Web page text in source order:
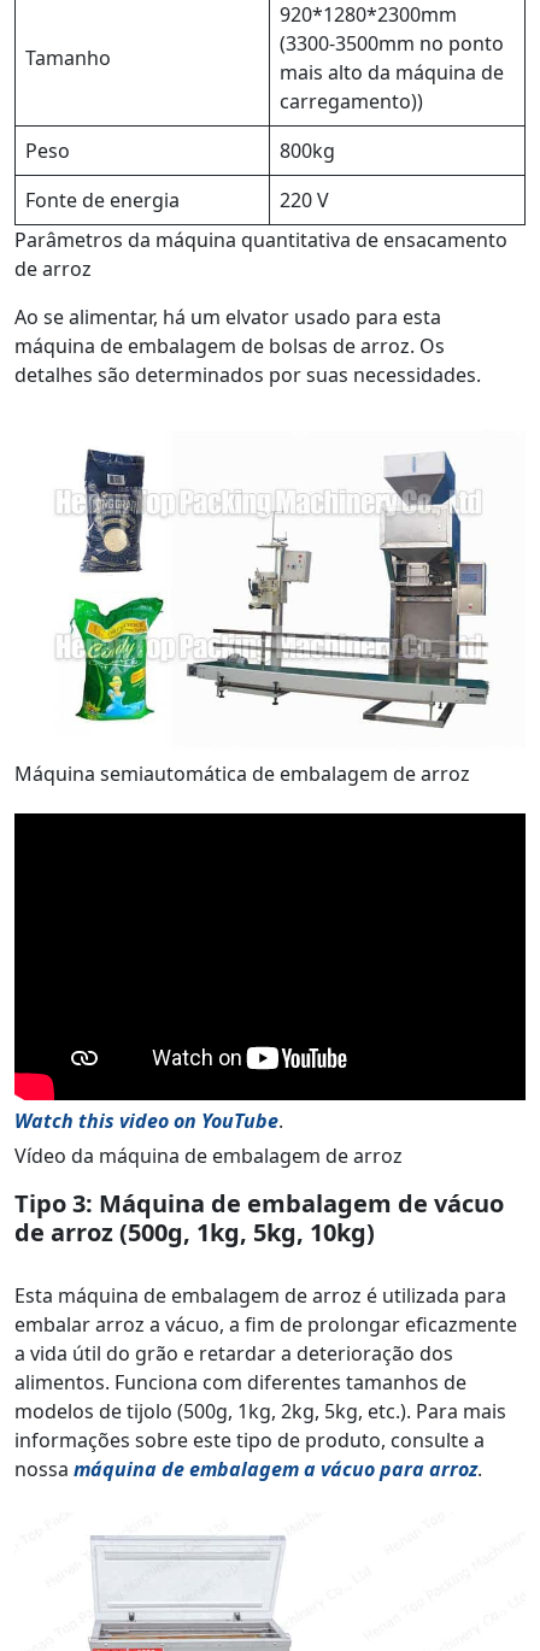
Tamanho
920*1280*2300mm
(3300-3500mm no ponto
mais alto da máquina de
carregamento))
Peso
800kg
Fonte de energia
220 V
Parâmetros da máquina quantitativa de ensacamento
de arroz
Ao se alimentar, há um elvator usado para esta
máquina de embalagem de bolsas de arroz. Os
detalhes são determinados por suas necessidades.
Máquina semiautomática de embalagem de arroz
Watch this video on YouTube.
Vídeo da máquina de embalagem de arroz
Tipo 3: Máquina de embalagem de vácuo
de arroz (500g, 1kg, 5kg, 10kg)
Esta máquina de embalagem de arroz é utilizada para
embalar arroz a vácuo, a fim de prolongar eficazmente
a vida útil do grão e retardar a deterioração dos
alimentos. Funciona com diferentes tamanhos de
modelos de tijolo (500g, 1kg, 2kg, 5kg, etc.). Para mais
informações sobre este tipo de produto, consulte a
nossa máquina de embalagem a vácuo para arroz.